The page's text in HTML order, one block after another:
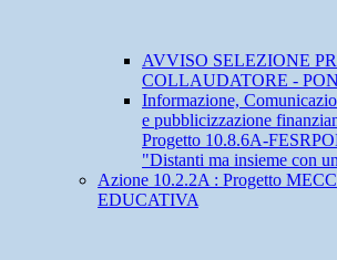
AVVISO SELEZIONE
COLLAUDATORE -
Informazione,
e pubblicizzazione
Progetto 10.8.6A-
"Distanti ma insieme con
Azione 10.2.2A : Progetto
EDUCATIVA